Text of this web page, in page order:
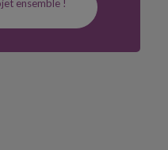
ensemble !